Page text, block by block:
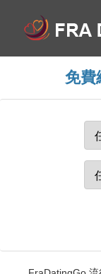
免費